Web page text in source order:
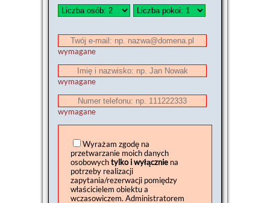
wymagane
wymagane
wymagane
Wyrażam zgodę na
przetwarzanie moich danych
osobowychtylko i wyłącznie na
potrzeby realizacji
zapytania/rezerwacji pomiędzy
właścicielem obiektu a
wczasowiczem. Administratorem